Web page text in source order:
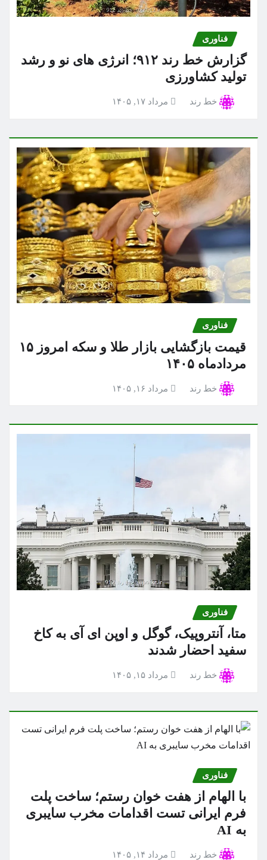
فناوری
گزارش خط رند ۹۱۲؛ انرژی های نو و رشد
تولید کشاورزی
خط رند مرداد ۱۷, ۱۴۰۵
فناوری
قیمت بازگشایی بازار طلا و سکه امروز ۱۵
مردادماه ۱۴۰۵
خط رند مرداد ۱۶, ۱۴۰۵
فناوری
متا، آنتروپیک، گوگل و اوپن ای آی به کاخ
سفید احضار شدند
خط رند مرداد ۱۵, ۱۴۰۵
فناوری
با الهام از هفت خوان رستم؛ ساخت پلت
فرم ایرانی تست اقدامات مخرب سایبری
به AI
خط رند مرداد ۱۴, ۱۴۰۵